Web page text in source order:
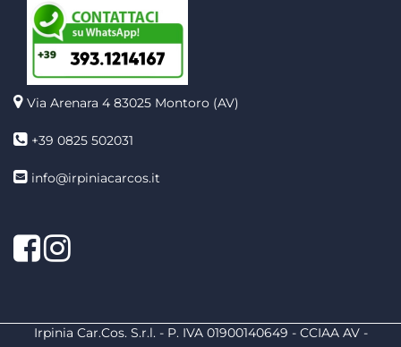
Via Arenara 4 83025 Montoro (AV)
+39 0825 502031
info@irpiniacarcos.it
FacebookInstagram
Irpinia Car.Cos. S.r.l. - P. IVA 01900140649 - CCIAA AV -